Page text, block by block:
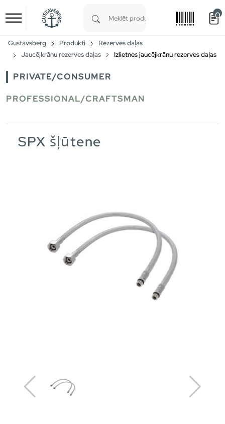
Skip to main content
0
Gustavsberg Produkti
Rezerves daļas
Jaucējkrānu rezerves daļas
Izlietnes jaucējkrānu rezerves daļas
PRIVATE/CONSUMER
PROFESSIONAL/CRAFTSMAN
SPX šļūtene